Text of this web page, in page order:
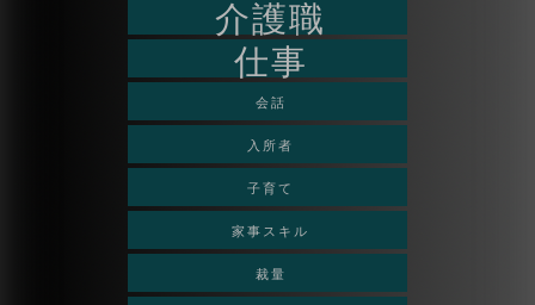
介護職
仕事
会話
入所者
子育て
家事スキル
裁量